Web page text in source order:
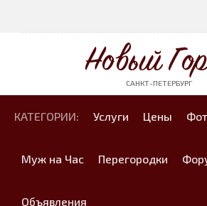
Новый
САНКТ-ПЕТЕРБУРГ
КАТЕГОРИИ: Услуги Цены
Муж на Час Перегородки
Объявления